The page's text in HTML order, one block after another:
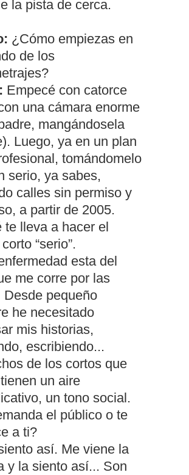
la pista de cerca.
¿Cómo empiezas en
de los
Empecé con catorce
una cámara enorme
mangándosela
Luego, ya en un plan
tomándomelo
serio, ya sabes,
calles sin permiso y
a partir de 2005.
te lleva a hacer el
“serio”.
esta del
me corre por las
Desde pequeño
he necesitado
mis historias,
escribiendo...
de los cortos que
un aire
un tono social.
el público o te
a ti?
así. Me viene la
y la siento así... Son